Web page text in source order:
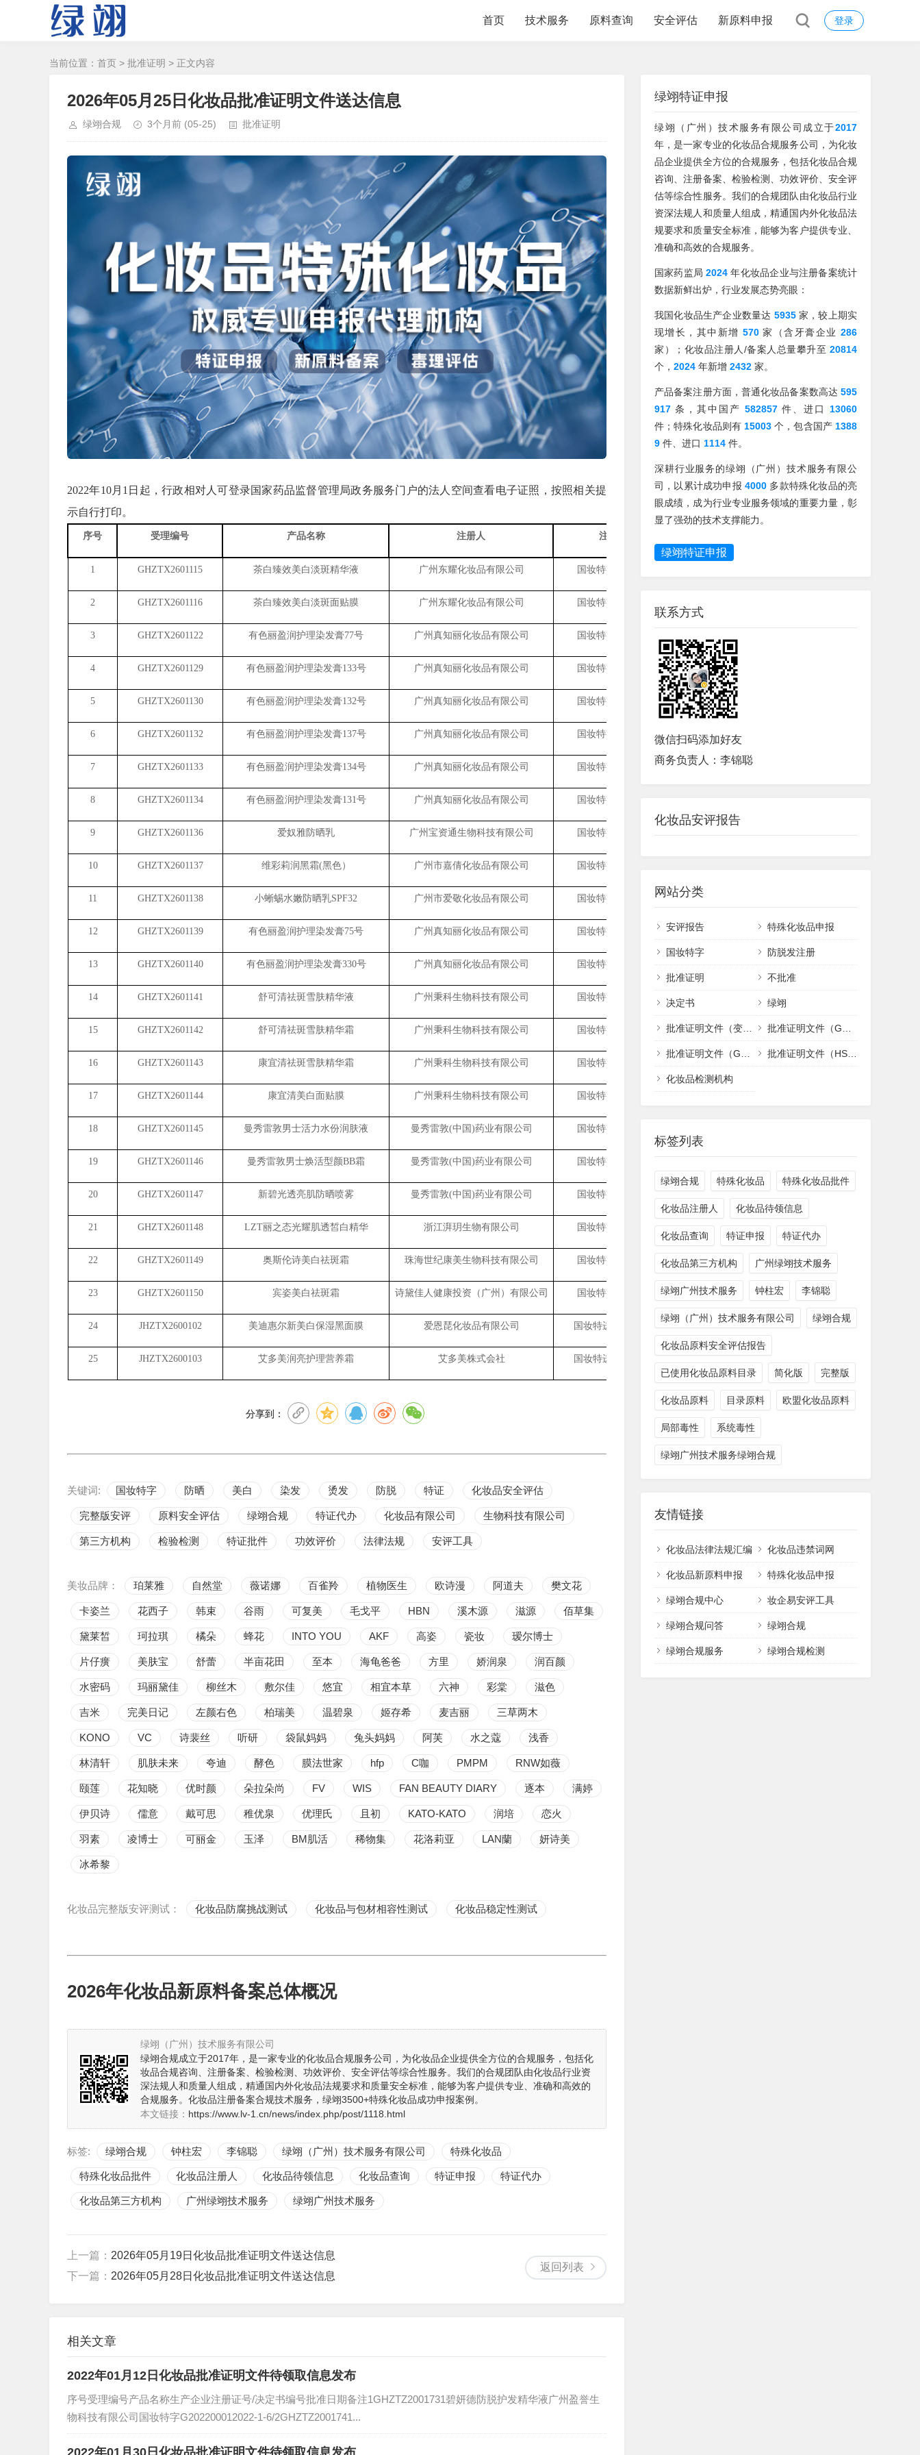
登录
首页 技术服务 原料查询 安全评估 新原料申报
当前位置： 首页 > 批准证明 > 正文内容
2026年05月25日化妆品批准证明文件送达信息
绿翊合规 3个月前 (05-25) 批准证明
2022年10月1日起，行政相对人可登录国家药品监督管理局政务服务门户的法人空间查看电子证照，按照相关提
示自行打印。
序号 受理编号 产品名称 注册人 注册证号
1 GHZTX2601115 茶白臻效美白淡斑精华液 广州东耀化妆品有限公司 国妆特字G20212648
2 GHZTX2601116 茶白臻效美白淡斑面贴膜 广州东耀化妆品有限公司 国妆特字G20212666
3 GHZTX2601122 有色丽盈润护理染发膏77号 广州真知丽化妆品有限公司 国妆特字G20212289
4 GHZTX2601129 有色丽盈润护理染发膏133号 广州真知丽化妆品有限公司 国妆特字G20212276 2026-05-20
5 GHZTX2601130 有色丽盈润护理染发膏132号 广州真知丽化妆品有限公司 国妆特字G20212305 2026-05-20
6 GHZTX2601132 有色丽盈润护理染发膏137号 广州真知丽化妆品有限公司 国妆特字G20212306 2026-05-20
7 GHZTX2601133 有色丽盈润护理染发膏134号 广州真知丽化妆品有限公司 国妆特字G20212278 2026-05-20
8 GHZTX2601134 有色丽盈润护理染发膏131号 广州真知丽化妆品有限公司 国妆特字G20212307
9 GHZTX2601136 爱奴雅防晒乳 广州宝资通生物科技有限公司 国妆特字G20212529 2026-05-20
10 GHZTX2601137 维彩莉润黑霜(黑色） 广州市嘉倩化妆品有限公司 国妆特字G20212396
11 GHZTX2601138 小蜥蜴水嫩防晒乳SPF32 广州市爱敬化妆品有限公司 国妆特字G20170699
12 GHZTX2601139 有色丽盈润护理染发膏75号 广州真知丽化妆品有限公司 国妆特字G20212277
13 GHZTX2601140 有色丽盈润护理染发膏330号 广州真知丽化妆品有限公司 国妆特字G20212263 2026-05-20
14 GHZTX2601141 舒可清祛斑雪肤精华液 广州秉科生物科技有限公司 国妆特字G20212680
15 GHZTX2601142 舒可清祛斑雪肤精华霜 广州秉科生物科技有限公司 国妆特字G20212682 2026-05-20
16 GHZTX2601143 康宜清祛斑雪肤精华霜 广州秉科生物科技有限公司 国妆特字G20212684
17 GHZTX2601144 康宜清美白面贴膜 广州秉科生物科技有限公司 国妆特字G20212685
18 GHZTX2601145 曼秀雷敦男士活力水份润肤液 曼秀雷敦(中国)药业有限公司 国妆特字G20212821
19 GHZTX2601146 曼秀雷敦男士焕活型颜BB霜 曼秀雷敦(中国)药业有限公司 国妆特字G20212515
20 GHZTX2601147 新碧光透亮肌防晒喷雾 曼秀雷敦(中国)药业有限公司 国妆特字G20212860 2026-05-20
21 GHZTX2601148 LZT丽之态光耀肌透皙白精华 浙江湃玥生物有限公司 国妆特字G20212875 2026-05-20
22 GHZTX2601149 奥斯伦诗美白祛斑霜 珠海世纪康美生物科技有限公司 国妆特字G20212206 2026-05-20
23 GHZTX2601150 宾姿美白祛斑霜 诗黛佳人健康投资（广州）有限公司 国妆特字G20212868 2026-05-20
24 JHZTX2600102 美迪惠尔新美白保湿黑面膜 爱恩琵化妆品有限公司 国妆特进字J20170718 2026-05-20
25 JHZTX2600103 艾多美润亮护理营养霜 艾多美株式会社 国妆特进字J20210730 2026-05-20
分享到：
关键词: 国妆特字 防晒 美白 染发 烫发 防脱 特证 化妆品安全评估
完整版安评 原料安全评估 绿翊合规 特证代办 化妆品有限公司 生物科技有限公司
第三方机构 检验检测 特证批件 功效评价 法律法规 安评工具
美妆品牌： 珀莱雅 自然堂 薇诺娜 百雀羚 植物医生 欧诗漫 阿道夫 樊文花
卡姿兰 花西子 韩束 谷雨 可复美 毛戈平 HBN 溪木源 滋源 佰草集
黛莱皙 珂拉琪 橘朵 蜂花 INTO YOU AKF 高姿 瓷妆 瑷尔博士
片仔癀 美肤宝 舒蕾 半亩花田 至本 海龟爸爸 方里 娇润泉 润百颜
水密码 玛丽黛佳 柳丝木 敷尔佳 悠宜 相宜本草 六神 彩棠 滋色
吉米 完美日记 左颜右色 柏瑞美 温碧泉 姬存希 麦吉丽 三草两木
KONO VC 诗裴丝 听研 袋鼠妈妈 兔头妈妈 阿芙 水之蔻 浅香
林清轩 肌肤未来 夸迪 酵色 膜法世家 hfp C咖 PMPM RNW如薇
颐莲 花知晓 优时颜 朵拉朵尚 FV WIS FAN BEAUTY DIARY 逐本 满婷
伊贝诗 儒意 戴可思 稚优泉 优理氏 且初 KATO-KATO 润培 恋火
羽素 凌博士 可丽金 玉泽 BM肌活 稀物集 花洛莉亚 LAN蘭 妍诗美
冰希黎
化妆品完整版安评测试： 化妆品防腐挑战测试 化妆品与包材相容性测试 化妆品稳定性测试
2026年化妆品新原料备案总体概况
绿翊（广州）技术服务有限公司
绿翊合规成立于2017年，是一家专业的化妆品合规服务公司，为化妆品企业提供全方位的合规服务，包括化
妆品合规咨询、注册备案、检验检测、功效评价、安全评估等综合性服务。我们的合规团队由化妆品行业资
深法规人和质量人组成，精通国内外化妆品法规要求和质量安全标准，能够为客户提供专业、准确和高效的
合规服务。化妆品注册备案合规技术服务，绿翊3500+特殊化妆品成功申报案例。
本文链接： https://www.lv-1.cn/news/index.php/post/1118.html
标签: ​绿翊合规 钟柱宏 李锦聪 绿翊（广州）技术服务有限公司 特殊化妆品
特殊化妆品批件 化妆品注册人 化妆品待领信息 化妆品查询 特证申报 特证代办
化妆品第三方机构 广州绿翊技术服务 绿翊广州技术服务
返回列表
上一篇： 2026年05月19日化妆品批准证明文件送达信息
下一篇： 2026年05月28日化妆品批准证明文件送达信息
相关文章
2022年01月12日化妆品批准证明文件待领取信息发布
序号受理编号产品名称生产企业注册证号/决定书编号批准日期备注1GHZTZ2001731碧妍德防脱护发精华液广州盈誉生
物科技有限公司国妆特字G202200012022-1-6/2GHZTZ2001741...
绿翊特证申报
绿翊（广州）技术服务有限公司成立于2017
年，是一家专业的化妆品合规服务公司，为化妆
品企业提供全方位的合规服务，包括化妆品合规
咨询、注册备案、检验检测、功效评价、安全评
估等综合性服务。我们的合规团队由化妆品行业
资深法规人和质量人组成，精通国内外化妆品法
规要求和质量安全标准，能够为客户提供专业、
准确和高效的合规服务。
国家药监局2024 年化妆品企业与注册备案统计
数据新鲜出炉，行业发展态势亮眼：
我国化妆品生产企业数量达 5935家，较上期实
现增长，其中新增 570 家（含牙膏企业 286
家）；化妆品注册人/备案人总量攀升至 20814
个， 2024 年新增 2432 家。
产品备案注册方面，普通化妆品备案数高达 595
917 条，其中国产 582857 件、进口 13060
件；特殊化妆品则有 15003 个，包含国产 1388
9 件、进口 1114 件。
深耕行业服务的绿翊（广州）技术服务有限公
司，以累计成功申报4000 多款特殊化妆品的亮
眼成绩，成为行业专业服务领域的重要力量，彰
显了强劲的技术支撑能力。
绿翊特证申报
联系方式
微信扫码添加好友
商务负责人：李锦聪
化妆品安评报告
网站分类
安评报告 特殊化妆品申报
国妆特字 防脱发注册
批准证明 不批准
决定书 绿翊
批准证明文件（变更、纠错） 批准证明文件（GHZJ)
批准证明文件（GWHSCB) 批准证明文件（HSCB)
化妆品检测机构
标签列表
绿翊合规 特殊化妆品 特殊化妆品批件
化妆品注册人 化妆品待领信息
化妆品查询 特证申报 特证代办
化妆品第三方机构 广州绿翊技术服务
绿翊广州技术服务 钟柱宏 李锦聪
绿翊（广州）技术服务有限公司 ​绿翊合规
化妆品原料安全评估报告
已使用化妆品原料目录 简化版 完整版
化妆品原料 目录原料 欧盟化妆品原料
局部毒性 系统毒性
绿翊广州技术服务绿翊合规
友情链接
化妆品法律法规汇编 化妆品违禁词网
化妆品新原料申报 特殊化妆品申报
绿翊合规中心 妆企易安评工具
绿翊合规问答 绿翊合规
绿翊合规服务 绿翊合规检测